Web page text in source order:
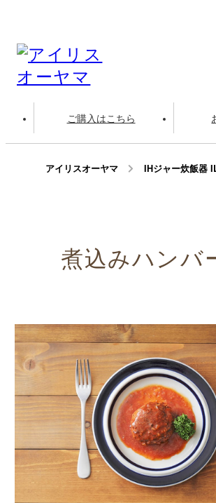
ご購入はこちら
アイリスオーヤマ IHジャー炊飯器
煮込みハンバ